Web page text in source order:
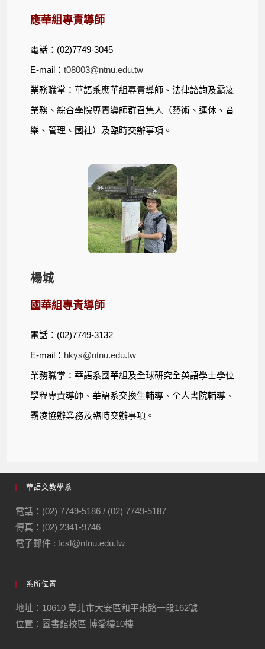
應華組專責導師
電話：(02)7749-3045
E-mail：t08003@ntnu.edu.tw
業務職掌：華語系應華組專責導師、法律諮詢及霸凌
業務、綜合學院專責導師群召集人（藝術、運休、音
樂、管理、國社）及臨時交辦事項。
楊城
國華組專責導師
電話：(02)7749-3132
E-mail： hkys@ntnu.edu.tw
業務職掌：華語系國華組及全球研究全英語學士學位
學程專責導師、華語系交換生輔導、全人書院輔導、
霸凌協辦業務及臨時交辦事項。
華語文教學系
電話：(02) 7749-5186 / (02) 7749-5187
傳真：(02) 2341-9746
電子郵件 : tcsl@ntnu.edu.tw
系所位置
地址：10610 臺北市大安區和平東路一段162號
位置：圖書館校區 博愛樓10樓